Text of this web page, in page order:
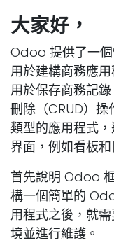
大家好，
Odoo 提供了一
用於建構商務應
用於保存商務記
刪除（CRUD）
類型的應用程式
界面，例如看板和
首先說明 Odoo
構一個簡單的
用程式之後，就
境並進行維護。